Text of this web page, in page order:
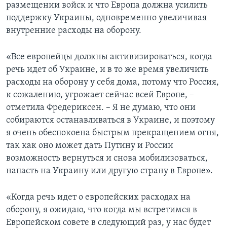
размещении войск и что Европа должна усилить
поддержку Украины, одновременно увеличивая
внутренние расходы на оборону.
«Все европейцы должны активизироваться, когда
речь идет об Украине, и в то же время увеличить
расходы на оборону у себя дома, потому что Россия,
к сожалению, угрожает сейчас всей Европе, –
отметила Фредериксен. – Я не думаю, что они
собираются останавливаться в Украине, и поэтому
я очень обеспокоена быстрым прекращением огня,
так как оно может дать Путину и России
возможность вернуться и снова мобилизоваться,
напасть на Украину или другую страну в Европе».
«Когда речь идет о европейских расходах на
оборону, я ожидаю, что когда мы встретимся в
Европейском совете в следующий раз, у нас будет